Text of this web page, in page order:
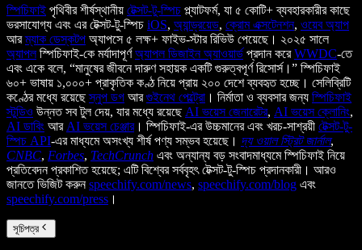
স্পিচিফাই পৃথিবীর শীর্ষস্থানীয় টেক্সট-টু-স্পিচ প্ল্যাটফর্ম, যা ৫ কোটি+ ব্যবহারকারীর কাছে
ভরসাযোগ্য এবং এর টেক্সট-টু-স্পিচ iOS, অ্যান্ড্রয়েড, ক্রোম এক্সটেনশন, ওয়েব অ্যাপ
আরম্যাক ডেস্কটপ অ্যাপসে ৫ লক্ষ+ ফাইভ-স্টার রিভিউ পেয়েছে। ২০২৫ সালে
অ্যাপলস্পিচিফাই-কে মর্যাদাপূর্ণঅ্যাপল ডিজাইন অ্যাওয়ার্ড প্রদান করেWWDC-তে
এবং একে বলে, “মানুষের জীবনে দারুণ সহায়ক একটি গুরুত্বপূর্ণ রিসোর্স।” স্পিচিফাই
৬০+ ভাষায় ১,০০০+ প্রাকৃতিক কণ্ঠ নিয়ে প্রায় ২০০ দেশে ব্যবহৃত হচ্ছে। সেলিব্রিটি
কণ্ঠের মধ্যে রয়েছেস্নুপ ডগ আরগুইনেথ পেল্ট্রো । নির্মাতা ও ব্যবসার জন্য স্পিচিফাই
স্টুডিও উন্নত সব টুল দেয়, যার মধ্যে রয়েছে AI ভয়েস জেনারেটর, AI ভয়েস ক্লোনিং,
AI ডাবিং আর AI ভয়েস চেঞ্জার। স্পিচিফাই-এর উচ্চমানের এবং খরচ-সাশ্রয়ী টেক্সট-টু-
স্পিচ API-এর মাধ্যমে অসংখ্য শীর্ষ পণ্য সম্ভব হয়েছে। দ্য ওয়াল স্ট্রিট জার্নাল,
CNBC, Forbes, TechCrunch এবং অন্যান্য বড় সংবাদমাধ্যমে স্পিচিফাই নিয়ে
প্রতিবেদন প্রকাশিত হয়েছে; এটি বিশ্বের সর্ববৃহৎ টেক্সট-টু-স্পিচ প্রদানকারী। আরও
জানতে ভিজিট করুনspeechify.com/news, speechify.com/blog এবং
speechify.com/press ।
সূচিপত্র